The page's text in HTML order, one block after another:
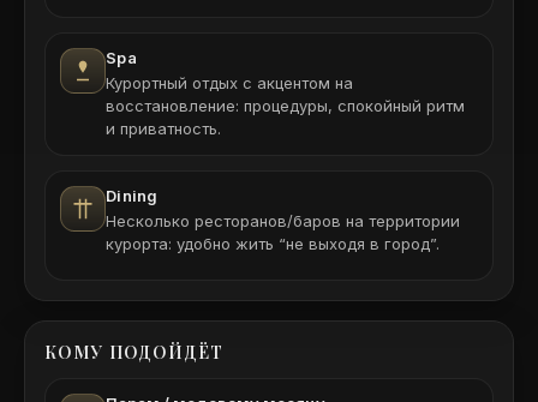
Spa
Курортный отдых с акцентом на
восстановление: процедуры, спокойный ритм
и приватность.
Dining
Несколько ресторанов/баров на территории
курорта: удобно жить “не выходя в город”.
КОМУ ПОДОЙДЁТ